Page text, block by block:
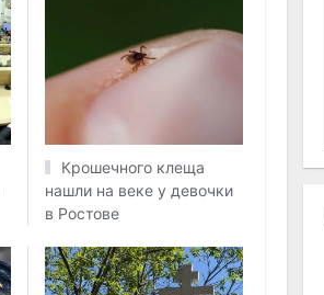
Крошечного клеща
нашли на веке у девочки
в Ростове